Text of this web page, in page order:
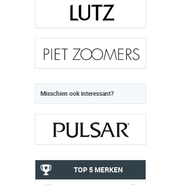
Misschien ook interessant?
TOP 5 MERKEN